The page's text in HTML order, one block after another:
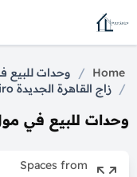
Home
/ وحدات للبيع
/ زاج القاهرة الجديدة Zag New Cairo
وحدات للبيع في
Spaces from